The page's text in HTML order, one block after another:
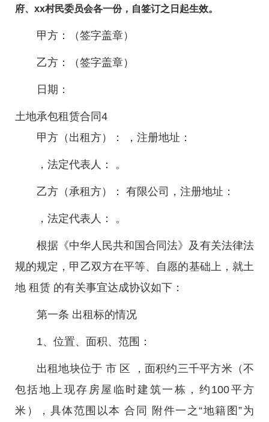
府、xx村民委员会各一份，自签订之日起生效。
甲方：（签字盖章）
乙方：（签字盖章）
日期：
土地承包租赁合同4
甲方（出租方）： ，注册地址：
，法定代表人： 。
乙方（承租方）： 有限公司，注册地址：
，法定代表人： 。
根据《中华人民共和国合同法》及有关法律法
规的规定，甲乙双方在平等、自愿的基础上，就土
地 租赁 的有关事宜达成协议如下：
第一条 出租标的情况
1、位置、面积、范围：
出租地块位于 市 区 ，面积约三千平方米（不
包括地上现存房屋临时建筑一栋，约100平方
米），具体范围以本 合同 附件一之“地籍图”为